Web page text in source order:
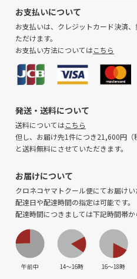
お支払いについて
お支払いは、クレジットカード決済
ただけます。
お支払い方法についてはこちら
発送・送料について
送料についてはこちら
但し、お届け先1件につき21,600円
と送料無料にさせていただきます。
お届けについて
クロネコヤマトクール便にてお届けい
配達日や配達時間の指定は可能です。
配達時間につきましては下記時間帯か
午前中 14〜16時 16〜18時